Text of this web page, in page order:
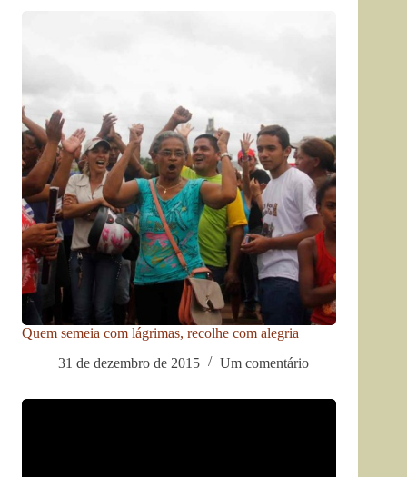
Quem semeia com lágrimas, recolhe com alegria
31 de dezembro de 2015
Um comentário